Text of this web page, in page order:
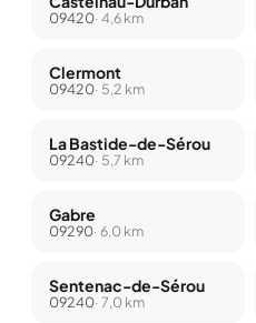
09420· 4,6 km
Clermont
09420· 5,2 km
La Bastide-de-Sérou
09240· 5,7 km
Gabre
09290· 6,0 km
Sentenac-de-Sérou
09240· 7,0 km